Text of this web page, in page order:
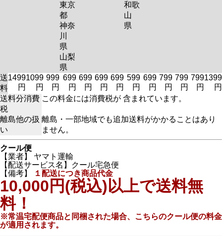
東京
都
神奈
川
県
山梨
県
和歌
山
県
送
料
1499
円
1099
円
999
円
699
円
699
円
699
円
699
円
599
円
699
円
799
円
799
円
799
円
1399
円
送料分消費
税
この料金には消費税が 含まれています。
離島他の扱
い
離島・一部地域でも追加送料がかかることはあり
ません。
クール便
【業者】 ヤマト運輸
【配送サービス名】クール宅急便
【備考】
１配送につき商品代金
10,000円(税込)以上で送料無
料！
※常温宅配便商品と同梱された場合、こちらのクール便の料金
が適用されます。